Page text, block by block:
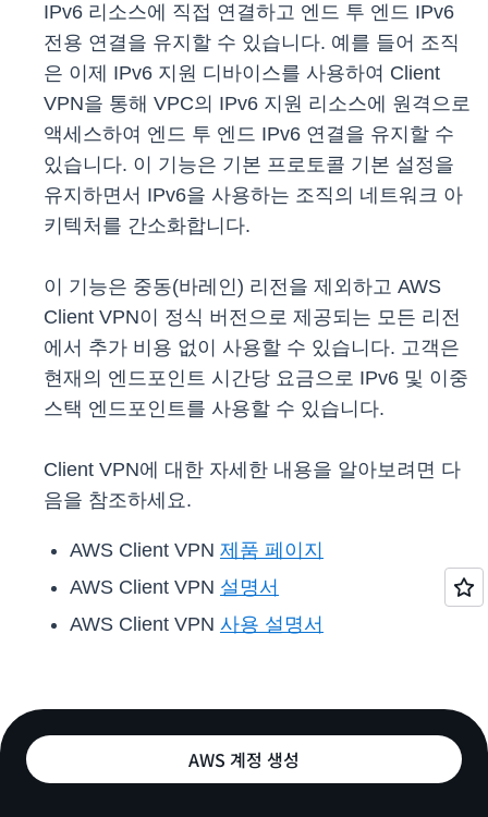
IPv6 리소스에 직접 연결하고 엔드 투 엔드 IPv6
전용 연결을 유지할 수 있습니다. 예를 들어 조직
은 이제 IPv6 지원 디바이스를 사용하여 Client
VPN을 통해 VPC의 IPv6 지원 리소스에 원격으로
액세스하여 엔드 투 엔드 IPv6 연결을 유지할 수
있습니다. 이 기능은 기본 프로토콜 기본 설정을
유지하면서 IPv6을 사용하는 조직의 네트워크 아
키텍처를 간소화합니다.
이 기능은 중동(바레인) 리전을 제외하고 AWS
Client VPN이 정식 버전으로 제공되는 모든 리전
에서 추가 비용 없이 사용할 수 있습니다. 고객은
현재의 엔드포인트 시간당 요금으로 IPv6 및 이중
스택 엔드포인트를 사용할 수 있습니다.
Client VPN에 대한 자세한 내용을 알아보려면 다
음을 참조하세요.
AWS Client VPN 제품 페이지
AWS Client VPN 설명서
AWS Client VPN 사용 설명서
AWS 계정 생성